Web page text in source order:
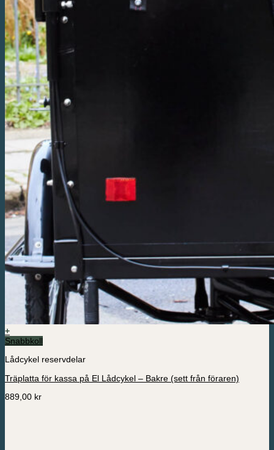
+
Snabbkoll
Lådcykel reservdelar
Träplatta för kassa på El Lådcykel – Bakre (sett från föraren)
889,00 kr